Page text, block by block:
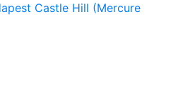
Castle Hill (Mercure